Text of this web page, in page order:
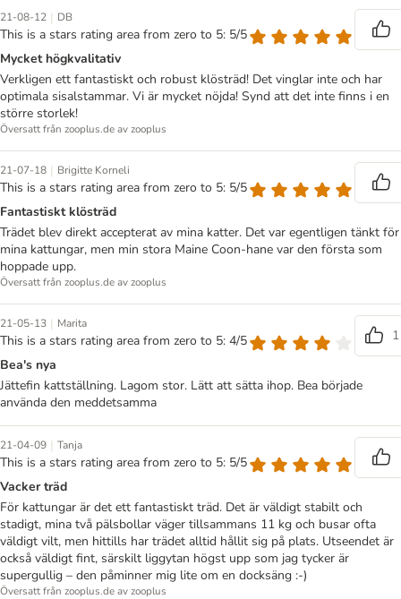
21-08-12 | DB
This is a stars rating area from zero to 5: 5/5
Mycket högkvalitativ
Verkligen ett fantastiskt och robust klösträd! Det vinglar inte och har
optimala sisalstammar. Vi är mycket nöjda! Synd att det inte finns i en
större storlek!
Översatt från zooplus.de av zooplus
21-07-18 | Brigitte Korneli
This is a stars rating area from zero to 5: 5/5
Fantastiskt klösträd
Trädet blev direkt accepterat av mina katter. Det var egentligen tänkt för
mina kattungar, men min stora Maine Coon-hane var den första som
hoppade upp.
Översatt från zooplus.de av zooplus
21-05-13 | Marita
This is a stars rating area from zero to 5: 4/5
1
Bea's nya
Jättefin kattställning. Lagom stor. Lätt att sätta ihop. Bea började
använda den meddetsamma
21-04-09 | Tanja
This is a stars rating area from zero to 5: 5/5
Vacker träd
För kattungar är det ett fantastiskt träd. Det är väldigt stabilt och
stadigt, mina två pälsbollar väger tillsammans 11 kg och busar ofta
väldigt vilt, men hittills har trädet alltid hållit sig på plats. Utseendet är
också väldigt fint, särskilt liggytan högst upp som jag tycker är
supergullig – den påminner mig lite om en docksäng :-)
Översatt från zooplus.de av zooplus